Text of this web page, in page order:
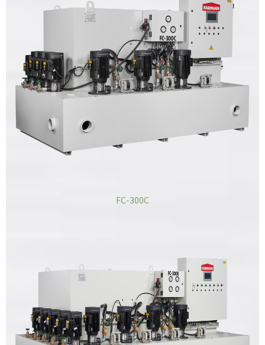
FC-300C